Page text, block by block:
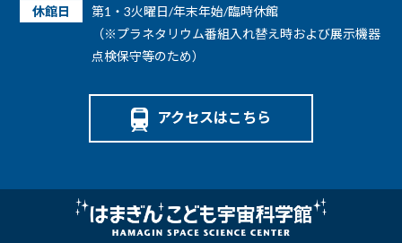
休館日
第1・3火曜日/年末年始/臨時休館
（※プラネタリウム番組入れ替え時および展示機器
点検保守等のため）
アクセスはこちら